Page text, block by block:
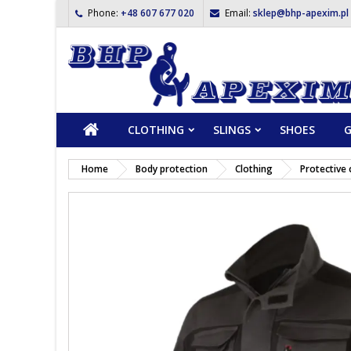
Phone: +48 607 677 020 Email: sklep@bhp-apexim.pl
CLOTHING SLINGS SHOES
Home Body protection Clothing Protective